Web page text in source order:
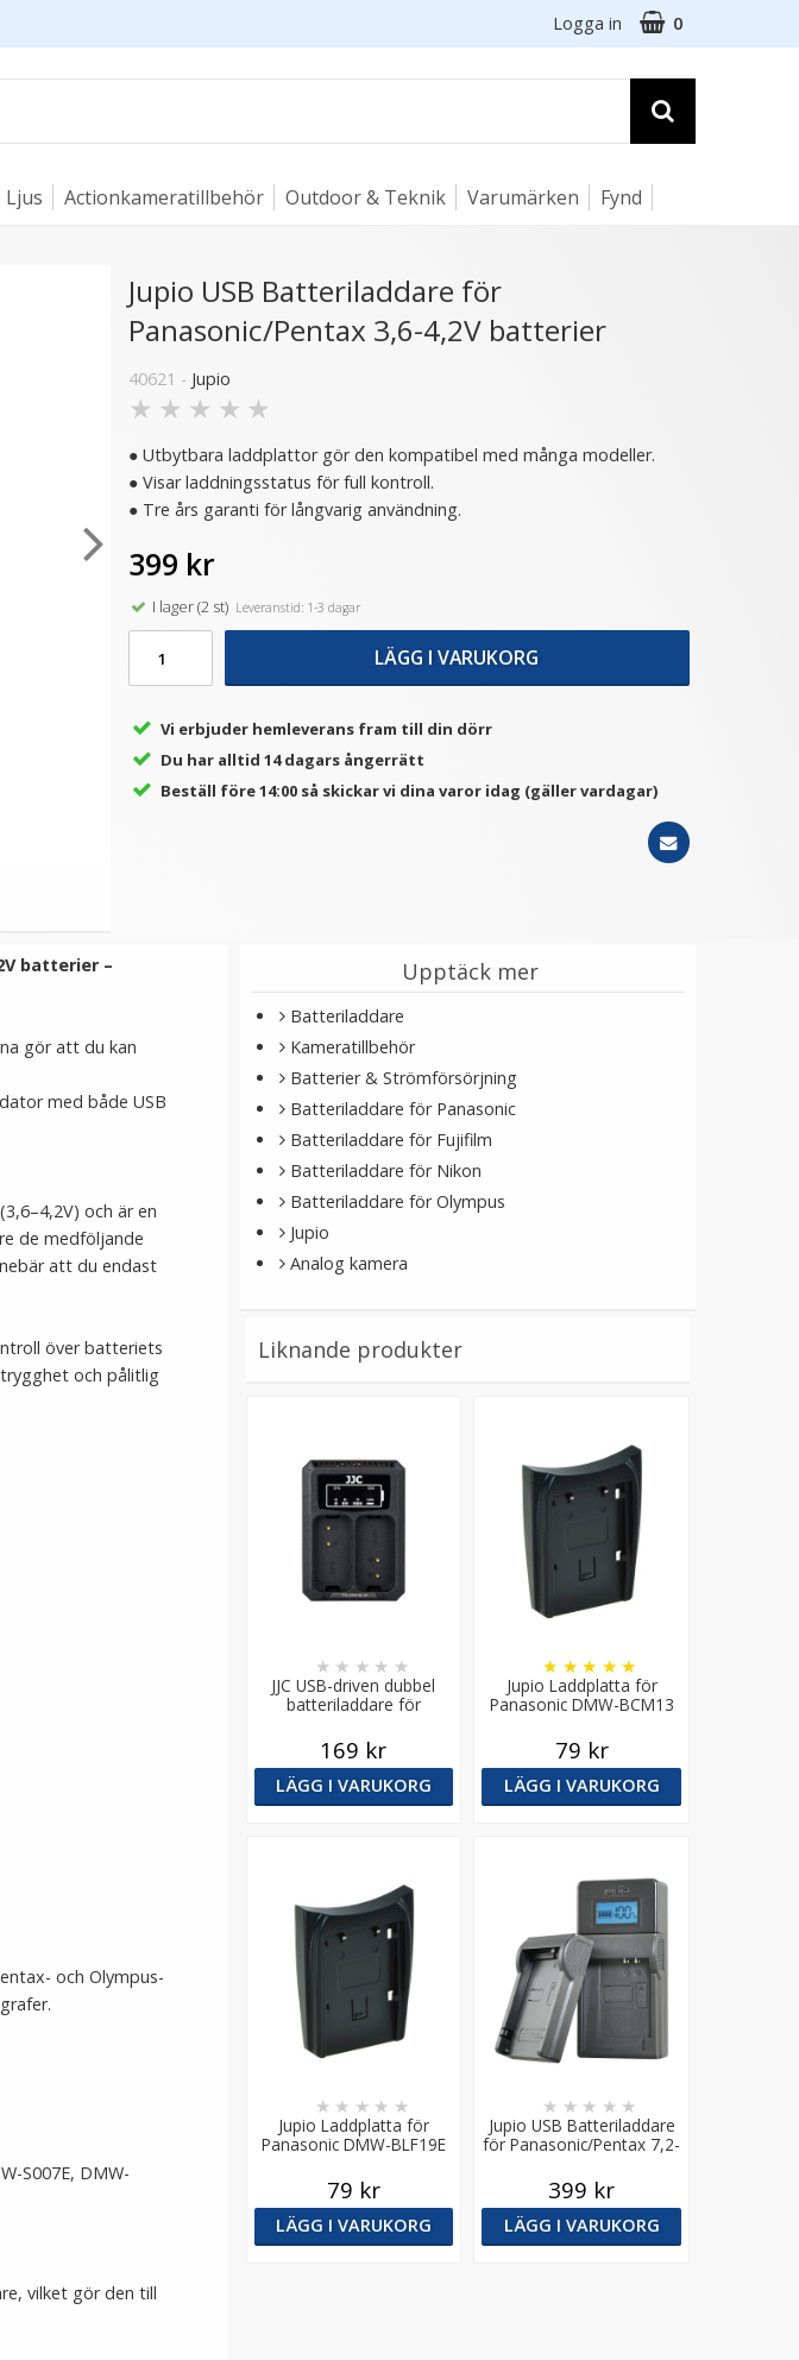
Logga in 0
Ljus Actionkameratillbehör Outdoor & Teknik Varumärken Fynd
JJC Minneskorthållare &
kortläsare för 2xSD
★★ ★
LÄGG I VARUKORG
Puluz Batterilucka av
metall för GoPro Hero
9/10/11/12/13 Black
LÄGG I VARUKORG
JJC Skärmskydd 2st för
Osmo Pocket 3 optiskt
Jupio USB Batteriladdare för
Panasonic/Pentax 3,6-4,2V batterier
40621 - Jupio
★ ★ ★ ★ ★
● Utbytbara laddplattor gör den kompatibel med många modeller.
● Visar laddningsstatus för full kontroll.
● Tre års garanti för långvarig användning.
399 kr
I lager (2 st)Leveranstid: 1-3 dagar
LÄGG I VARUKORG
Vi erbjuder hemleverans fram till din dörr
Du har alltid 14 dagars ångerrätt
Beställ före 14:00 så skickar vi dina varor idag (gäller vardagar)
batterier –
gör att du kan
med både USB
och är en
de medföljande
att du endast
över batteriets
och pålitlig
och Olympus-
S007E, DMW-
vilket gör den till
Upptäck mer
Batteriladdare
Kameratillbehör
Batterier & Strömförsörjning
Batteriladdare för Panasonic
Batteriladdare för Fujifilm
Batteriladdare för Nikon
Batteriladdare för Olympus
Jupio
Analog kamera
Liknande produkter
JJC USB-driven dubbel
batteriladdare för
★ ★ ★ ★ ★
169 kr
LÄGG I VARUKORG
Jupio Laddplatta för
Panasonic DMW-BCM13
★ ★ ★ ★ ★
79 kr
LÄGG I VARUKORG
Jupio Laddplatta för
Panasonic DMW-BLF19E
★ ★ ★ ★ ★
79 kr
LÄGG I VARUKORG
Jupio USB Batteriladdare
för Panasonic/Pentax 7,2-
★ ★ ★ ★ ★
399 kr
LÄGG I VARUKORG